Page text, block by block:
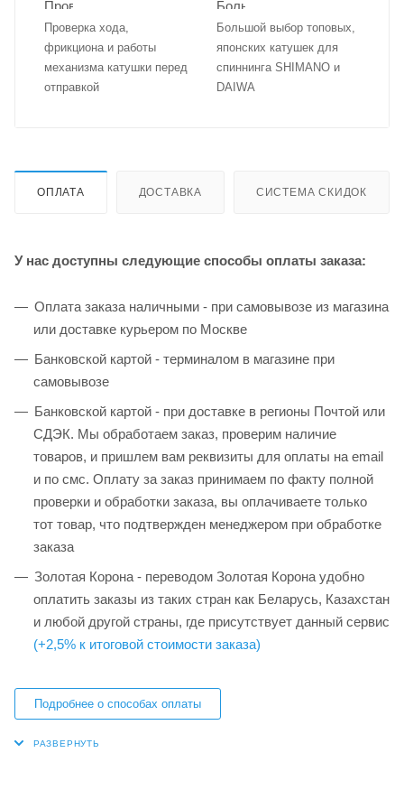
Проверка хода,
фрикциона и работы
механизма катушки перед
отправкой
Большой выбор топовых,
японских катушек для
спиннинга SHIMANO и
DAIWA
ОПЛАТА ДОСТАВКА СИСТЕМА СКИДОК
У нас доступны следующие способы оплаты заказа:
Оплата заказа наличными - при самовывозе из магазина
или доставке курьером по Москве
Банковской картой - терминалом в магазине при
самовывозе
Банковской картой - при доставке в регионы Почтой или
СДЭК. Мы обработаем заказ, проверим наличие
товаров, и пришлем вам реквизиты для оплаты на email
и по смс. Оплату за заказ принимаем по факту полной
проверки и обработки заказа, вы оплачиваете только
тот товар, что подтвержден менеджером при обработке
заказа
Золотая Корона - переводом Золотая Корона удобно
оплатить заказы из таких стран как Беларусь, Казахстан
и любой другой страны, где присутствует данный сервис
(+2,5% к итоговой стоимости заказа)
Подробнее о способах оплаты